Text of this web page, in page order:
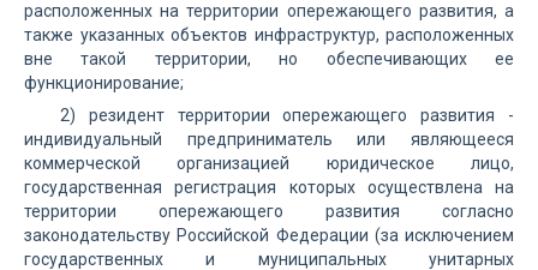
расположенных на территории опережающего развития, а
также указанных объектов инфраструктур, расположенных
вне такой территории, но обеспечивающих ее
функционирование;
2) резидент территории опережающего развития -
индивидуальный предприниматель или являющееся
коммерческой организацией юридическое лицо,
государственная регистрация которых осуществлена на
территории опережающего развития согласно
законодательству Российской Федерации (за исключением
государственных и муниципальных унитарных